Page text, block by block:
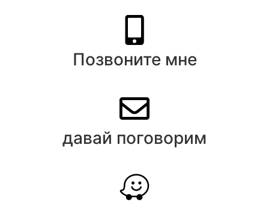
Позвоните мне
давай поговорим